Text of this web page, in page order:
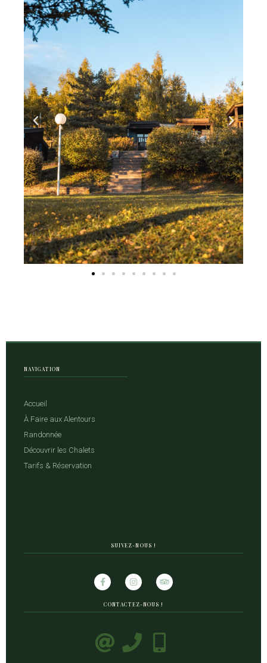
NAVIGATION
Accueil
À Faire aux Alentours
Randonnée
Découvrir les Chalets
Tarifs & Réservation
SUIVEZ-NOUS !
CONTACTEZ-NOUS !